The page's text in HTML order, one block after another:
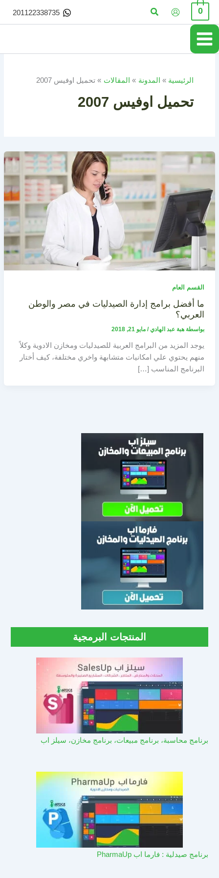
تخطي
المحتوى
0 البحث 201122338735
الرئيسية المدونة المقالات تحميل اوفيس 2007
تحميل اوفيس 2007
القسم العام
ما أفضل برامج إدارة الصيدليات في مصر والوطن
العربي؟
بواسطة هبة عبد الهادي/ مايو 21, 2018
يوجد المزيد من البرامج العربية للصيدليات ومخازن الادوية وكلاً
منهم يحتوي علي امكانيات متشابهة واخري مختلفة، كيف أختار
البرنامج المناسب […]
المنتجات البرمجية
برنامج محاسبة، برنامج مبيعات، برنامج مخازن، سيلز اب
برنامج صيدلية : فارما اب PharmaUp​